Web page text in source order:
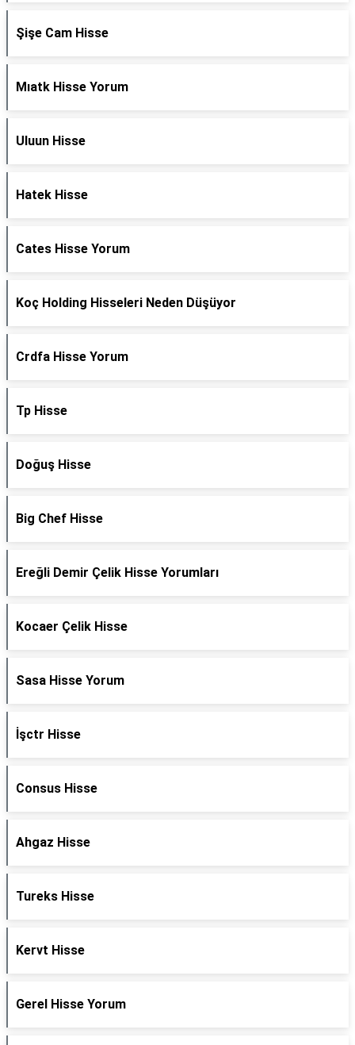
Şişe Cam Hisse
Mıatk Hisse Yorum
Uluun Hisse
Hatek Hisse
Cates Hisse Yorum
Koç Holding Hisseleri Neden Düşüyor
Crdfa Hisse Yorum
Tp Hisse
Doğuş Hisse
Big Chef Hisse
Ereğli Demir Çelik Hisse Yorumları
Kocaer Çelik Hisse
Sasa Hisse Yorum
İşctr Hisse
Consus Hisse
Ahgaz Hisse
Tureks Hisse
Kervt Hisse
Gerel Hisse Yorum